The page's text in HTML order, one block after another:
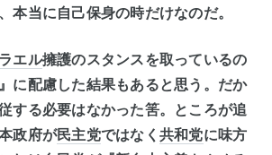
本当に自己保身の時だけなのだ。
エル擁護のスタンスを取っているの
に配慮した結果もあると思う。だか
する必要はなかった筈。ところが追
政府が民主党ではなく 共和党に味方